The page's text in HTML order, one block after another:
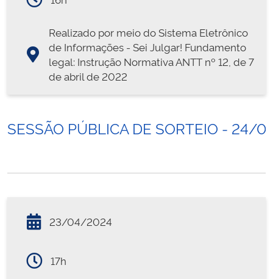
Realizado por meio do Sistema Eletrônico
de Informações - Sei Julgar! Fundamento
legal: Instrução Normativa ANTT nº 12, de 7
de abril de 2022
SESSÃO PÚBLICA DE SORTEIO - 24/
23/04/2024
17h